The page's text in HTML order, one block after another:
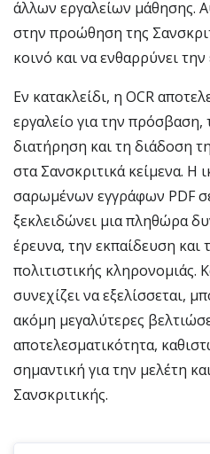
άλλων εργαλείων μάθησης.
στην προώθηση της
κοινό και να ενθαρρύνει
Εν κατακλείδι, η OCR
εργαλείο για την πρόσβαση,
διατήρηση και τη διάδοση
στα Σανσκριτικά κείμενα. Η
σαρωμένων εγγράφων PDF
ξεκλειδώνει μια πληθώρα
έρευνα, την εκπαίδευση και
πολιτιστικής κληρονομιάς.
συνεχίζει να εξελίσσεται,
ακόμη μεγαλύτερες
αποτελεσματικότητα,
σημαντική για την μελέτη
Σανσκριτικής.